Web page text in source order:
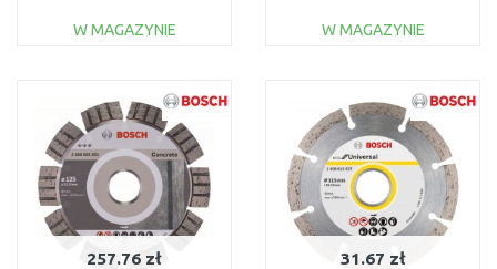
W MAGAZYNIE
Do porównania
W MAGAZYNIE
Do porównania
257.76 zł 31.67 zł